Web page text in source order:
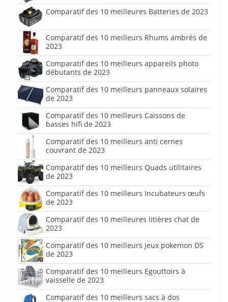
Comparatif des 10 meilleures Batteries de 2023
Comparatif des 10 meilleurs Rhums ambrés de
2023
Comparatif des 10 meilleurs appareils photo
débutants de 2023
Comparatif des 10 meilleurs panneaux solaires
de 2023
Comparatif des 10 meilleurs Caissons de
basses hifi de 2023
Comparatif des 10 meilleurs anti cernes
couvrant de 2023
Comparatif des 10 meilleurs Quads utilitaires
de 2023
Comparatif des 10 meilleurs Incubateurs œufs
de 2023
Comparatif des 10 meilleures litières chat de
2023
Comparatif des 10 meilleurs Jeux pokemon DS
de 2023
Comparatif des 10 meilleurs Egouttoirs à
vaisselle de 2023
Comparatif des 10 meilleurs sacs à dos